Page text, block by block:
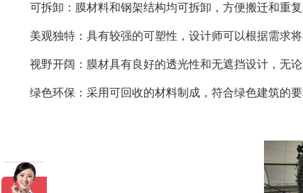
可拆卸：膜材料和钢架结构均可拆卸，方便搬迁和重
美观独特：具有较强的可塑性，设计师可以根据需求
视野开阔：膜材具有良好的透光性和无遮挡设计，无
绿色环保：采用可回收的材料制成，符合绿色建筑的